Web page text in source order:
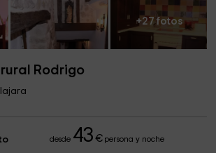
+27 fotos
Rodrigo
desde 43 €persona y noche